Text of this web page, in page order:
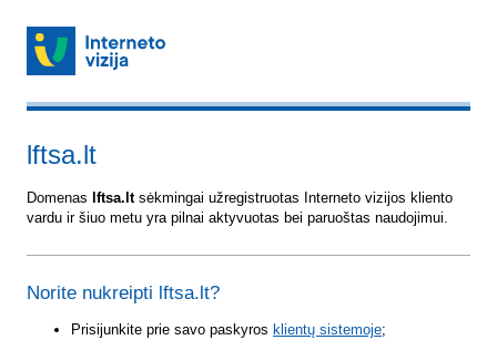
lftsa.lt
Domenas lftsa.ltsėkmingai užregistruotas Interneto vizijos kliento
vardu ir šiuo metu yra pilnai aktyvuotas bei paruoštas naudojimui.
Norite nukreipti lftsa.lt?
Prisijunkite prie savo paskyros klientų sistemoje;